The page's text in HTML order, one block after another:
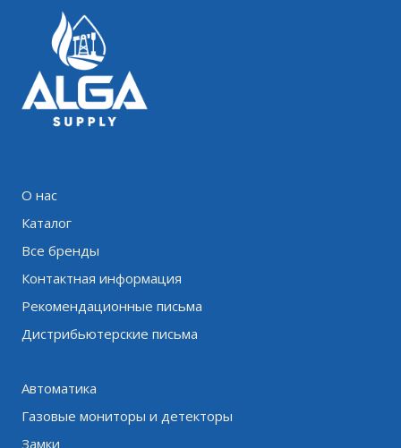
О нас
Каталог
Все бренды
Контактная информация
Рекомендационные письма
Дистрибьютерские письма
Автоматика
Газовые мониторы и детекторы
Замки